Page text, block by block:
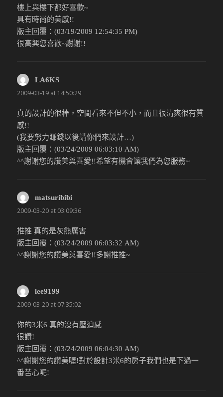
樓上與樓下都好喜歡~
具有時尚的美感!!
版主回覆：(03/19/2009 12:54:35 PM)
很高興您喜歡~謝謝!!
LA6KS
2009-03-19 at 14:50:29
真的設計的很棒，空間看來不但不小，而且很清爽很有質
感!!
(我要努力賺錢以後請你們來設計…)
版主回覆：(03/24/2009 06:03:10 AM)
^^謝謝您的讚美與喜愛!!希望有機會讓我們為您服務~
matsuribibi
2009-03-20 at 03:09:36
推推 真的是灰熊厲害
版主回覆：(03/24/2009 06:03:32 AM)
^^謝謝您的讚美與喜愛!!多謝推推~
lee9199
2009-03-20 at 07:35:02
你的3米6 真的沒有壓迫感
很讚!
版主回覆：(03/24/2009 06:04:30 AM)
^^謝謝您的讚美喔!對於設計3米6的房子我們也是下過一
番苦心呢!